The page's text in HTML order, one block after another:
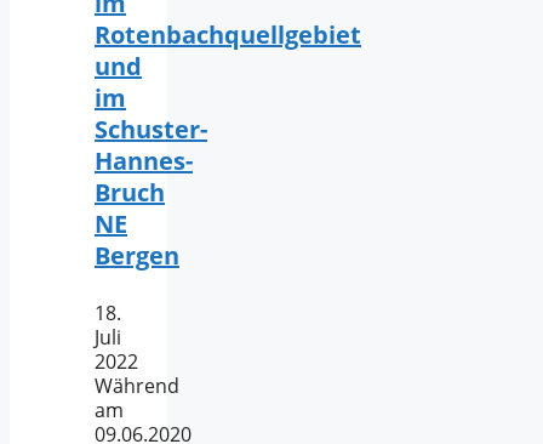
Rotenbachquellgebiet
und
im
Schuster-
Hannes-
Bruch
NE
Bergen
18.
Juli
2022
Während
am
09.06.2020